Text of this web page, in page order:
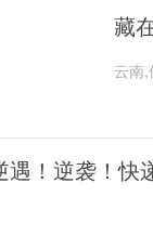
藏
云南,
遇！逆袭！快